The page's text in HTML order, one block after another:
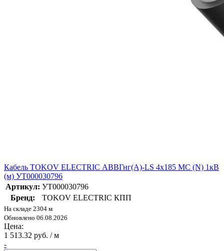
Кабель TOKOV ELECTRIC АВВГнг(А)-LS 4х185 МС (N) 1кВ
(м) УТ000030796
Артикул: УТ000030796
Бренд:
TOKOV ELECTRIC КПП
На складе 2304 м
Обновлено 06.08.2026
Цена:
1 513.32 руб. / м
-